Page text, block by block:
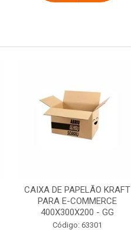
CAIXA DE PAPELÃO KRAFT
PARA E-COMMERCE
400X300X200 - GG
Código: 63301